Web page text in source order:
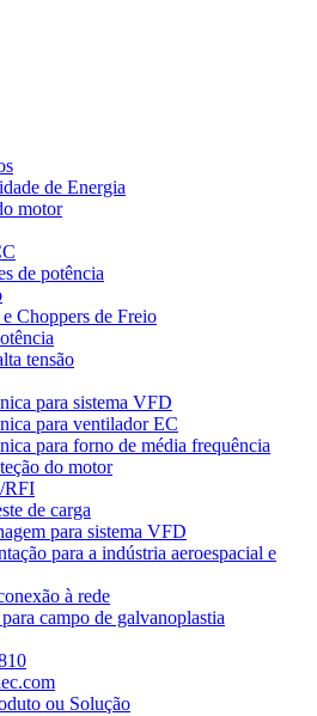
de Energia
motor
de potência
Choppers de Freio
tensão
para sistema VFD
para ventilador EC
para forno de média frequência
do motor
RFI
de carga
para sistema VFD
para a indústria aeroespacial e
à rede
campo de galvanoplastia
ou Solução